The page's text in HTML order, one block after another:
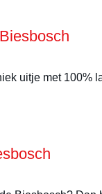
uitje met 100%